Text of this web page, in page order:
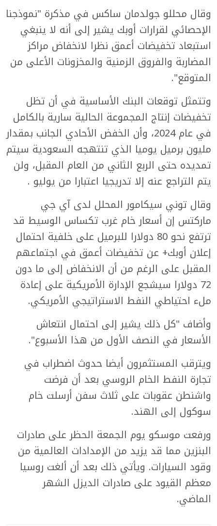
وقال محللو جولدمان ساكس في مذكرة "نموذجنا
الإحصائي لقرارات أوبك يشير إلى أنه لا ينبغي
استبعاد تخفيضات أعمق نظرا لانخفاض مراكز
المضاربة والفروق الزمنية والمخزونات الأعلى من
المتوقع".
وتتمثل توقعات البنك الأساسية في أن تظل
تخفيضات إنتاج المجموعة الحالية سارية بالكامل
في عام 2024، وأن الخفض الأحادي الجانب بمقدار
مليون برميل يوميا الذي تنتهجه السعودية سيتم
تمديده حتى الربع الثاني من العام المقبل، ولن
يتم التراجع عنه إلا تدريجيا اعتبارا من يوليو .
وقال توني سيكامور المحلل لدى آي جي
ماركتس إن أسعار خام غرب تكساس الوسيط قد
ترتفع نحو 80 دولارا للبرميل على خلفية احتمال
إعلان أوبك+ عن تخفيضات أعمق في اجتماعهم
المقبل على الرغم من أن الانخفاض إلى ما دون
72 دولارا سيشجع الإدارة الأمريكية على إعادة
ملء احتياطي النفط الاستراتيجي الأمريكي.
وأضاف "كل ذلك يشير إلى احتمال انتعاش
الأسعار في النصف الأول من هذا الأسبوع".
ويترقب المستثمرون أيضا حدوث اضطراب في
تجارة النفط الخام الروسي بعد أن فرضت
واشنطن عقوبات على ثلاث سفن أرسلت خام
سوكول إلى الهند.
ورفعت موسكو يوم الجمعة الحظر على صادرات
البنزين مما قد يزيد من الإمدادات العالمية من
وقود السيارات. ويأتي ذلك بعد أن ألغت روسيا
معظم القيود على صادرات الديزل الشهر
الماضي.